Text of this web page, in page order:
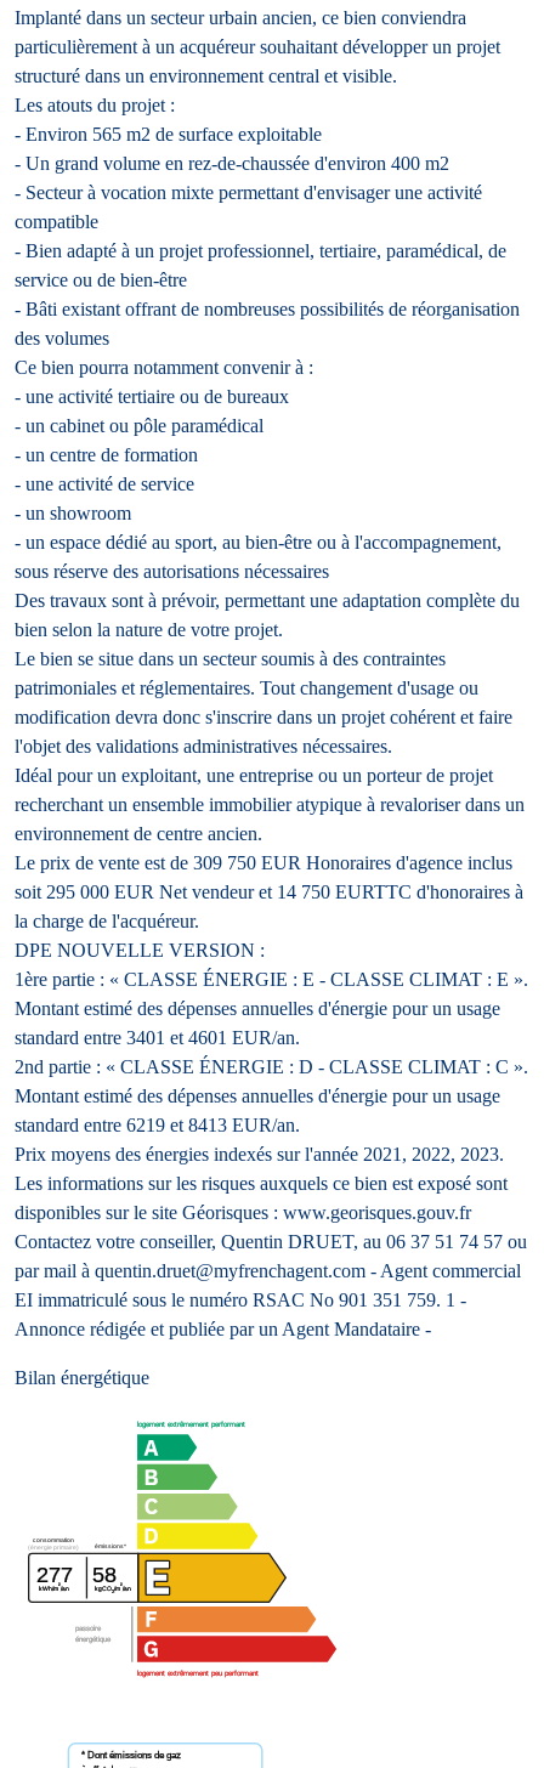
Implanté dans un secteur urbain ancien, ce bien conviendra
particulièrement à un acquéreur souhaitant développer un projet
structuré dans un environnement central et visible.
Les atouts du projet :
- Environ 565 m2 de surface exploitable
- Un grand volume en rez-de-chaussée d'environ 400 m2
- Secteur à vocation mixte permettant d'envisager une activité
compatible
- Bien adapté à un projet professionnel, tertiaire, paramédical, de
service ou de bien-être
- Bâti existant offrant de nombreuses possibilités de réorganisation
des volumes
Ce bien pourra notamment convenir à :
- une activité tertiaire ou de bureaux
- un cabinet ou pôle paramédical
- un centre de formation
- une activité de service
- un showroom
- un espace dédié au sport, au bien-être ou à l'accompagnement,
sous réserve des autorisations nécessaires
Des travaux sont à prévoir, permettant une adaptation complète du
bien selon la nature de votre projet.
Le bien se situe dans un secteur soumis à des contraintes
patrimoniales et réglementaires. Tout changement d'usage ou
modification devra donc s'inscrire dans un projet cohérent et faire
l'objet des validations administratives nécessaires.
Idéal pour un exploitant, une entreprise ou un porteur de projet
recherchant un ensemble immobilier atypique à revaloriser dans un
environnement de centre ancien.
Le prix de vente est de 309 750 EUR Honoraires d'agence inclus
soit 295 000 EUR Net vendeur et 14 750 EURTTC d'honoraires à
la charge de l'acquéreur.
DPE NOUVELLE VERSION :
1ère partie : « CLASSE ÉNERGIE : E - CLASSE CLIMAT : E ».
Montant estimé des dépenses annuelles d'énergie pour un usage
standard entre 3401 et 4601 EUR/an.
2nd partie : « CLASSE ÉNERGIE : D - CLASSE CLIMAT : C ».
Montant estimé des dépenses annuelles d'énergie pour un usage
standard entre 6219 et 8413 EUR/an.
Prix moyens des énergies indexés sur l'année 2021, 2022, 2023.
Les informations sur les risques auxquels ce bien est exposé sont
disponibles sur le site Géorisques : www.georisques.gouv.fr
Contactez votre conseiller, Quentin DRUET, au 06 37 51 74 57 ou
par mail à quentin.druet@myfrenchagent.com - Agent commercial
EI immatriculé sous le numéro RSAC No 901 351 759. 1 -
Annonce rédigée et publiée par un Agent Mandataire -
Bilan énergétique
passoire
énergétique
logement extrêmement performant
logement extrêmement peu performant
consommation
(énergie primaire)
277
kWh/m²/an
émissions*
58
kgCO2/m
²
/an
* Dont émissions de gaz